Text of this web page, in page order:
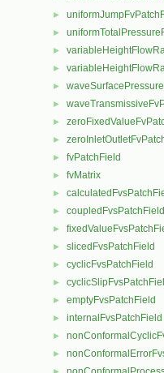
►
►
►
►
►
►
►
►
► fvPatchField
► fvMatrix
►
► coupledFvsPatchField
►
► slicedFvsPatchField
► cyclicFvsPatchField
►
► emptyFvsPatchField
► internalFvsPatchField
►
►